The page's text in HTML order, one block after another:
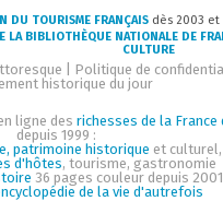
DU TOURISME FRANÇAIS dès 2003 et
LA BIBLIOTHÈQUE NATIONALE DE
CULTURE
Politique de
historique du jour
ligne des richesses de la
depuis 1999 :
patrimoine historique et culturel,
d'hôtes, tourisme, gastronomie
36 pages couleur depuis
de la vie d'autrefois